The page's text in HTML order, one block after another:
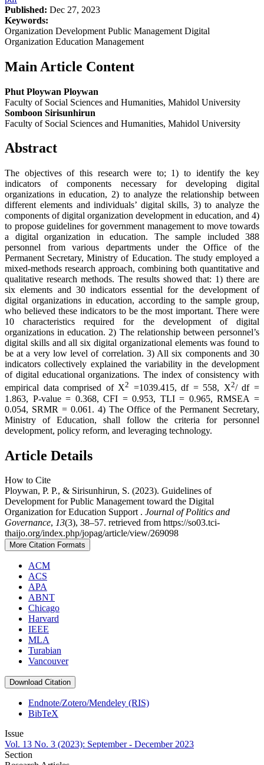
Published: Dec 27, 2023
Keywords:
Organization Development Public Management Digital
Organization Education Management
Main Article Content
Phut Ploywan Ploywan
Faculty of Social Sciences and Humanities, Mahidol University
Somboon Sirisunhirun
Faculty of Social Sciences and Humanities, Mahidol University
Abstract
The objectives of this research were to; 1) to identify the key
indicators of components necessary for developing digital
organizations in education, 2) to analyze the relationship between
different elements and individuals’ digital skills, 3) to analyze the
components of digital organization development in education, and 4)
to propose guidelines for government management to move towards
a digital organization in education. The sample included 388
personnel from various departments under the Office of the
Permanent Secretary, Ministry of Education. The study employed a
mixed-methods research approach, combining both quantitative and
qualitative research methods. The results showed that: 1) there are
six elements and 30 indicators essential for the development of
digital organizations in education, according to the sample group,
who believed these indicators to be the most important. There were
10 characteristics required for the development of digital
organizations in education. 2) The relationship between personnel’s
digital skills and all six digital organizational elements was found to
be at a very low level of correlation. 3) All six components and 30
indicators collectively explained the variability in the development
of digital educational organizations. The index of consistency with
empirical data comprised of X2 =1039.415, df = 558, X2/ df =
1.863, P-value = 0.368, CFI = 0.953, TLI = 0.965, RMSEA =
0.054, SRMR = 0.061. 4) The Office of the Permanent Secretary,
Ministry of Education, shall follow the criteria for personnel
development, policy reform, and leveraging technology.
Article Details
How to Cite
Ploywan, P. P., & Sirisunhirun, S. (2023). Guidelines of
Development for Public Management toward the Digital
Organization for Education Support . Journal of Politics and
Governance, 13(3), 38–57. retrieved from https://so03.tci-
thaijo.org/index.php/jopag/article/view/269098
More Citation Formats
ACM
ACS
APA
ABNT
Chicago
Harvard
IEEE
MLA
Turabian
Vancouver
Download Citation
Endnote/Zotero/Mendeley (RIS)
BibTeX
Issue
Vol. 13 No. 3 (2023): September - December 2023
Section